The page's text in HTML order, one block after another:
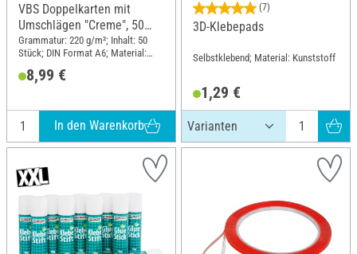
VBS Doppelkarten mit
Umschlägen "Creme", 50
Stk.
Grammatur: 220 g/m²; Inhalt: 50
Stück; DIN Format A6; Material:
8,99 €
In den Warenkorb
(7)
3D-Klebepads
Selbstklebend; Material: Kunststoff
1,29 €